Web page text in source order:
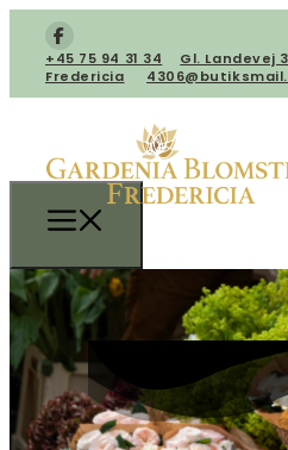
+45 75 94 31 34
​Gl. Landevej
Fredericia